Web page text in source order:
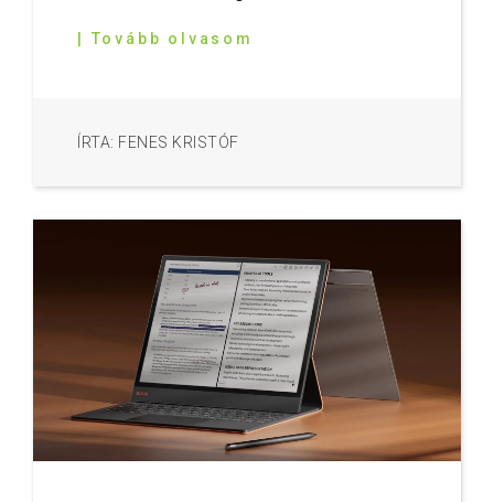
| Tovább olvasom
ÍRTA: FENES KRISTÓF